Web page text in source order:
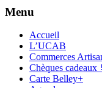
Menu
Accueil
L’UCAB
Commerces
Chèques cadeaux
Carte Belley+